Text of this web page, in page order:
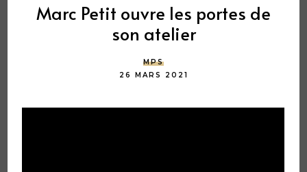
Marc Petit ouvre les portes de
son atelier
MPS
26 MARS 2021